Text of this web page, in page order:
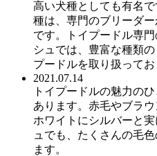
高い犬種としても有名
種は、専門のブリーダ
です。トイプードル専
シュでは、豊富な種類
プードルを取り扱ってお
2021.07.14
トイプードルの魅力の
あります。赤毛やブラ
ホワイトにシルバーと
ュでも、たくさんの毛
ます。